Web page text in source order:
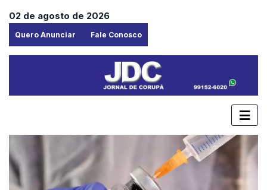
02 de agosto de 2026
Quero Anunciar Fale Conosco